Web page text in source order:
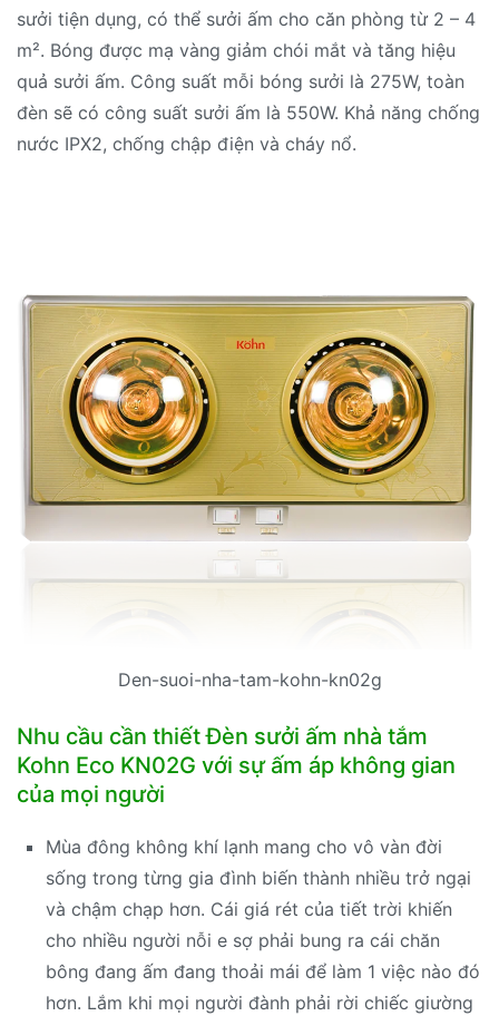
sưởi tiện dụng, có thể sưởi ấm cho căn phòng từ 2 – 4
m². Bóng được mạ vàng giảm chói mắt và tăng hiệu
quả sưởi ấm. Công suất mỗi bóng sưởi là 275W, toàn
đèn sẽ có công suất sưởi ấm là 550W. Khả năng chống
nước IPX2, chống chập điện và cháy nổ.
Den-suoi-nha-tam-kohn-kn02g
Nhu cầu cần thiết Đèn sưởi ấm nhà tắm
Kohn Eco KN02G với sự ấm áp không gian
của mọi người
Mùa đông không khí lạnh mang cho vô vàn đời
sống trong từng gia đình biến thành nhiều trở ngại
và chậm chạp hơn. Cái giá rét của tiết trời khiến
cho nhiều người nỗi e sợ phải bung ra cái chăn
bông đang ấm đang thoải mái để làm 1 việc nào đó
hơn. Lắm khi mọi người đành phải rời chiếc giường